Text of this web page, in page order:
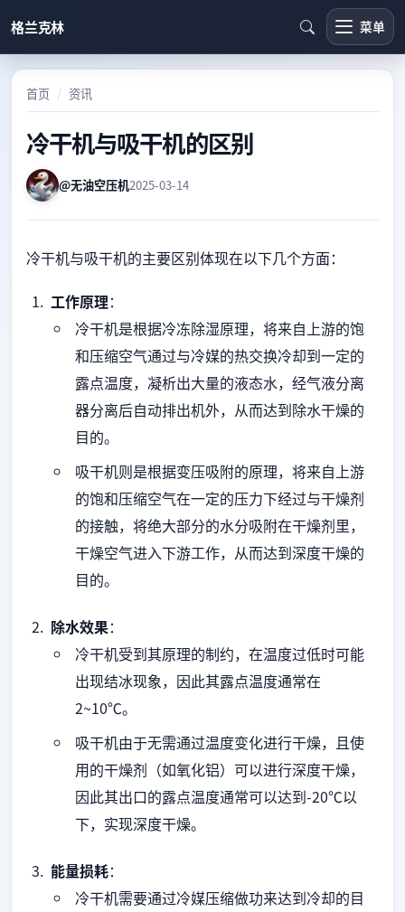
格兰克林 菜单
首页 资讯
冷干机与吸干机的区别
@无油空压机2025-03-14
冷干机与吸干机的主要区别体现在以下几个方面：
工作原理：
冷干机是根据冷冻除湿原理，将来自上游的饱
和压缩空气通过与冷媒的热交换冷却到一定的
露点温度，凝析出大量的液态水，经气液分离
器分离后自动排出机外，从而达到除水干燥的
目的。
吸干机则是根据变压吸附的原理，将来自上游
的饱和压缩空气在一定的压力下经过与干燥剂
的接触，将绝大部分的水分吸附在干燥剂里，
干燥空气进入下游工作，从而达到深度干燥的
目的。
除水效果：
冷干机受到其原理的制约，在温度过低时可能
出现结冰现象，因此其露点温度通常在
2~10℃。
吸干机由于无需通过温度变化进行干燥，且使
用的干燥剂（如氧化铝）可以进行深度干燥，
因此其出口的露点温度通常可以达到-20℃以
下，实现深度干燥。
能量损耗：
冷干机需要通过冷媒压缩做功来达到冷却的目